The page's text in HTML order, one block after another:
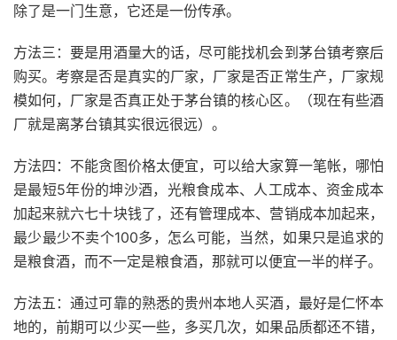
除了是一门生意，它还是一份传承。
方法三：要是用酒量大的话，尽可能找机会到茅台镇考察后
购买。考察是否是真实的厂家，厂家是否正常生产，厂家规
模如何，厂家是否真正处于茅台镇的核心区。（现在有些酒
厂就是离茅台镇其实很远很远）。
方法四：不能贪图价格太便宜，可以给大家算一笔帐，哪怕
是最短5年份的坤沙酒，光粮食成本、人工成本、资金成本
加起来就六七十块钱了，还有管理成本、营销成本加起来，
最少最少不卖个100多，怎么可能，当然，如果只是追求的
是粮食酒，而不一定是粮食酒，那就可以便宜一半的样子。
方法五：通过可靠的熟悉的贵州本地人买酒，最好是仁怀本
地的，前期可以少买一些，多买几次，如果品质都还不错，